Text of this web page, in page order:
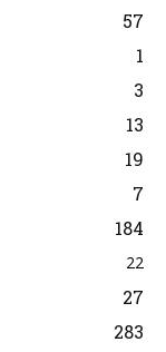
57
1
3
13
19
7
184
22
27
283